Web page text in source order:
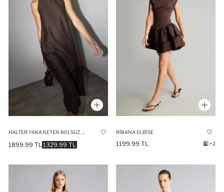
1329.99 TL
1899.99 TL
RIBANA ELBISE
1199.99 TL +2